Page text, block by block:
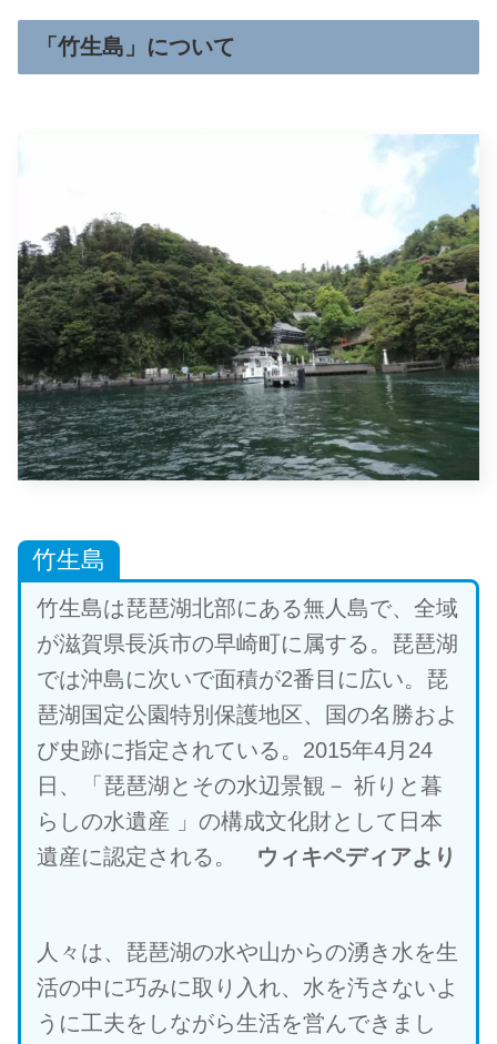
「竹生島」について
竹生島
竹生島は琵琶湖北部にある無人島で、全域
が滋賀県長浜市の早崎町に属する。琵琶湖
では沖島に次いで面積が2番目に広い。琵
琶湖国定公園特別保護地区、国の名勝およ
び史跡に指定されている。2015年4月24
日、「琵琶湖とその水辺景観－ 祈りと暮
らしの水遺産 」の構成文化財として日本
遺産に認定される。
ウィキペディアより
人々は、琵琶湖の水や山からの湧き水を生
活の中に巧みに取り入れ、水を汚さないよ
うに工夫をしながら生活を営んできまし